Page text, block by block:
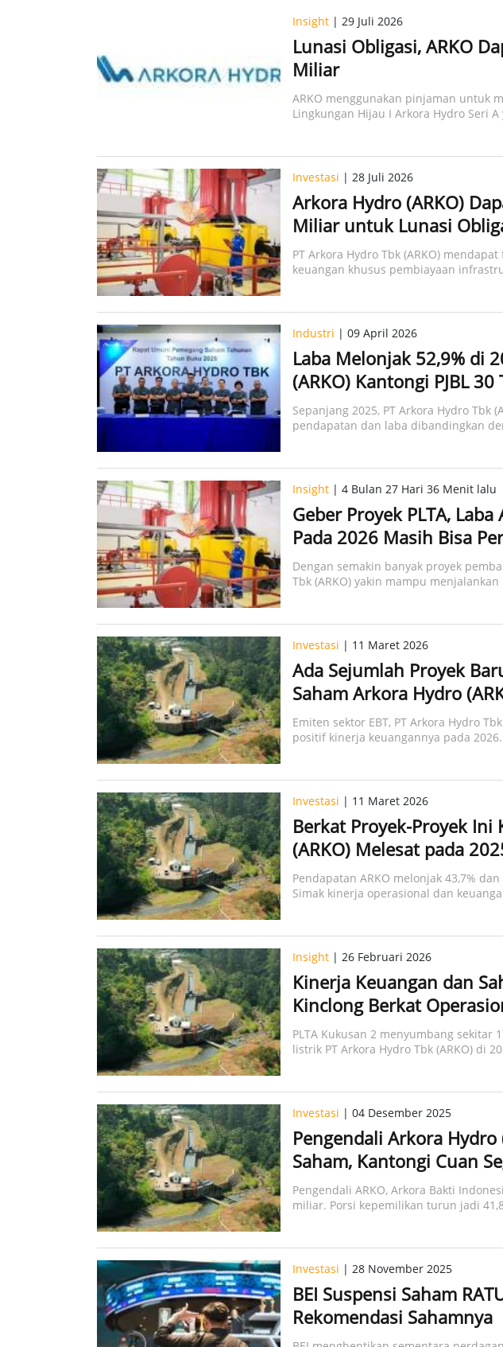
Insight| 29 Juli 2026
Lunasi Obligasi, ARKO
Miliar
ARKO menggunakan pinjaman untuk
Lingkungan Hijau I Arkora Hydro Seri
Investasi | 28 Juli 2026
Arkora Hydro (ARKO)
Miliar untuk Lunasi
PT Arkora Hydro Tbk (ARKO)
keuangan khusus pembiayaan
Industri | 09 April 2026
Laba Melonjak 52,9% di
(ARKO) Kantongi PJBL
Sepanjang 2025, PT Arkora Hydro Tbk
pendapatan dan laba dibandingkan
Insight| 4 Bulan 27 Hari 36 Menit lalu
Geber Proyek PLTA,
Pada 2026 Masih Bisa
Dengan semakin banyak proyek
Tbk (ARKO) yakin mampu
Investasi | 11 Maret 2026
Ada Sejumlah Proyek
Saham Arkora Hydro
Emiten sektor EBT, PT Arkora Hydro
positif kinerja keuangannya pada 2026.
Investasi | 11 Maret 2026
Berkat Proyek-Proyek
(ARKO) Melesat pada
Pendapatan ARKO melonjak 43,7%
Simak kinerja operasional dan
Insight| 26 Februari 2026
Kinerja Keuangan dan
Kinclong Berkat
PLTA Kukusan 2 menyumbang sekitar
listrik PT Arkora Hydro Tbk (ARKO) di
Investasi | 04 Desember 2025
Pengendali Arkora Hydro
Saham, Kantongi Cuan
Pengendali ARKO, Arkora Bakti
miliar. Porsi kepemilikan turun jadi
Investasi | 28 November 2025
BEI Suspensi Saham
Rekomendasi Sahamnya